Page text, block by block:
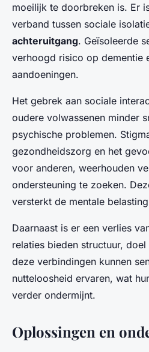
moeilijk te doorbreken is. Er
verband tussen sociale
achteruitgang. Geïsoleerde
verhoogd risico op dementie
aandoeningen.
Het gebrek aan sociale
oudere volwassenen minder
psychische problemen.
gezondheidszorg en het
voor anderen, weerhouden
ondersteuning te zoeken.
versterkt de mentale
Daarnaast is er een verlies
relaties bieden structuur,
deze verbindingen kunnen
nutteloosheid ervaren, wat
verder ondermijnt.
Oplossingen en